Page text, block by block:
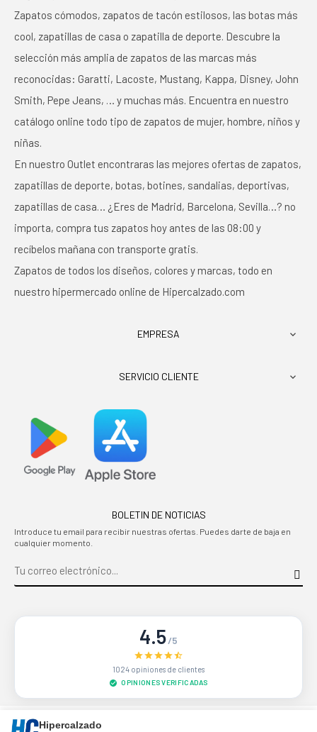
Zapatos cómodos, zapatos de tacón estilosos, las botas más
cool, zapatillas de casa o zapatilla de deporte. Descubre la
selección más amplia de zapatos de las marcas más
reconocidas: Garatti, Lacoste, Mustang, Kappa, Disney, John
Smith, Pepe Jeans, … y muchas más. Encuentra en nuestro
catálogo online todo tipo de zapatos de mujer, hombre, niños y
niñas.
En nuestro Outlet encontraras las mejores ofertas de zapatos,
zapatillas de deporte, botas, botines, sandalias, deportivas,
zapatillas de casa… ¿Eres de Madrid, Barcelona, Sevilla…? no
importa, compra tus zapatos hoy antes de las 08:00 y
recíbelos mañana con transporte gratis.
Zapatos de todos los diseños, colores y marcas, todo en
nuestro hipermercado online de Hipercalzado.com
EMPRESA 
SERVICIO CLIENTE 
BOLETIN DE NOTICIAS
Introduce tu email para recibir nuestras ofertas. Puedes darte de baja en
cualquier momento.
4.5/5
1024 opiniones de clientes
OPINIONES VERIFICADAS
Sitio protegido por reCAPTCHA.
Hipercalzado